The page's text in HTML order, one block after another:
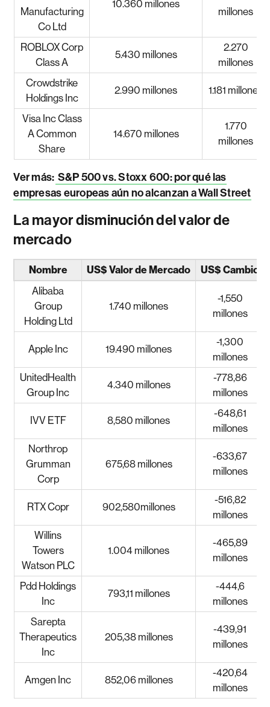
Manufacturing
Co Ltd
10.360 millones
millones
ROBLOX Corp
Class A
5.430 millones
2.270
millones
Crowdstrike
Holdings Inc
2.990 millones 1.181 millones
Visa Inc Class
A Common
Share
14.670 millones
1.770
millones
Ver más: S&P 500 vs. Stoxx 600: por qué las
empresas europeas aún no alcanzan a Wall Street
La mayor disminución del valor de
mercado
Nombre US$ Valor de Mercado US$ Cambio
Alibaba
Group
Holding Ltd
1.740 millones
-1,550
millones
Apple Inc 19.490 millones
-1,300
millones
UnitedHealth
Group Inc
4.340 millones
-778,86
millones
IVV ETF 8,580 millones
-648,61
millones
Northrop
Grumman
Corp
675,68 millones
-633,67
millones
RTX Copr 902,580millones
-516,82
millones
Willins
Towers
Watson PLC
1.004 millones
-465,89
millones
Pdd Holdings
Inc
793,11 millones
-444,6
millones
Sarepta
Therapeutics
Inc
205,38 millones
-439,91
millones
Amgen Inc 852,06 millones
-420,64
millones